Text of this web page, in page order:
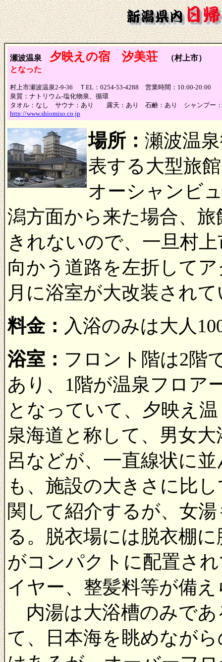
瀬波温泉 夕映えの宿 汐美荘
（村上市）
となった
村上市瀬波温泉2-9-36 ＴEL：0254-53-4288 営業時間：10:00-
泉質： ナトリウム-塩化物泉、循環
タオル：なし サウナ：あり 露天：あり 石鹸：あり シャンプー
http://www.shiomiso.co.jp
場所： 瀬波温
表する大型旅
オーシャンビ
潟方面から来た場合、
きれないので、一旦村
向かう道路を左折して
月に浴室が大改装され
料金： 入浴のみは大人
浴室： フロント階は2階
あり、1階が温泉フロア
となっていて、夕映え温
泉海道と称して、男女
呂などが、一直線状に
も、施設の大きさに比
関して紹介するが、女
る。脱衣場には脱衣棚
がコンパクトに配置さ
イヤー、整髪料等が備
内湯は大浴槽のみであ
て、日本海を眺めなが